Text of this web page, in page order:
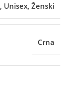
, Unisex, Ženski
Crna